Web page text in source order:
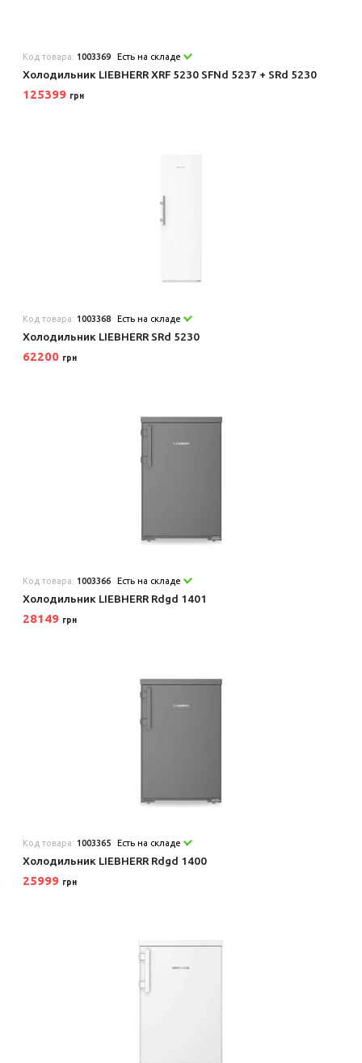
Код товара: 1003369 Есть на складе
Холодильник LIEBHERR XRF 5230 SFNd 5237 + SRd 5230
125399 грн
Код товара: 1003368 Есть на складе
Холодильник LIEBHERR SRd 5230
62200 грн
Код товара: 1003366 Есть на складе
Холодильник LIEBHERR Rdgd 1401
28149 грн
Код товара: 1003365 Есть на складе
Холодильник LIEBHERR Rdgd 1400
25999 грн